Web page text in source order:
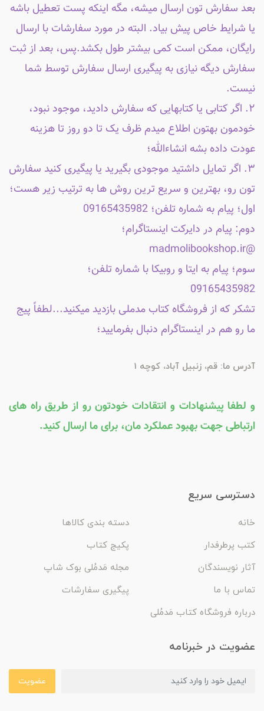
بعد سفارش تون ارسال میشه، مگه اینکه پست تعطیل باشه
یا شرایط خاص پیش بیاد. البته در مورد سفارشات با ارسال
رایگان، ممکن است کمی بیشتر طول بکشد.پس، بعد از ثبت
سفارش دیگه نیازی به پیگیری ارسال سفارش توسط شما
نیست.
۲. اگر کتابی یا کتابهایی که سفارش دادید، موجود نبود،
خودمون بهتون اطلاع میدم ظرف یک تا دو روز تا هزینه
عودت داده بشه انشاءالله؛
۳. اگر تمایل داشتید موجودی بگیرید یا پیگیری کنید سفارش
تون رو، بهترین و سریع ترین روش ها به ترتیب زیر هست؛
اول؛ پیام به شماره تلفن؛ 09165435982
دوم: پیام در دایرکت اینستاگرام؛
@madmolibookshop.ir
سوم؛ پیام به ایتا و روبیکا با شماره تلفن؛
09165435982
تشکر که از فروشگاه کتاب مدملی بازدید میکنید...لطفاً پیج
ما رو هم در اینستاگرام دنبال بفرمایید؛
آدرس ما: قم، زنبیل آباد، کوچه 1
و لطفا پیشنهادات و انتقادات خودتون رو از طریق راه های
ارتباطی جهت بهبود عملکرد مان، برای ما ارسال کنید.
دسترسی سریع
خانه
دسته بندی کالاها
کتب پرطرفدار
پکیج کتاب
آثار نویسندگان
مجله مَدمُلی بوک شاپ
تماس با ما
پیگیری سفارشات
درباره فروشگاه کتاب مَدمُلی
عضویت در خبرنامه
عضویت